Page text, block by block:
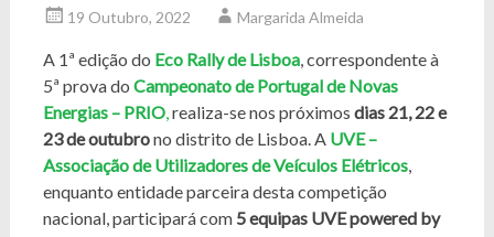
19 Outubro, 2022 Margarida Almeida
A 1ª edição do Eco Rally de Lisboa, correspondente à
5ª prova do Campeonato de Portugal de Novas
Energias – PRIO,realiza-se nos próximos dias 21, 22 e
23 de outubrono distrito de Lisboa. A UVE –
Associação de Utilizadores de Veículos Elétricos,
enquanto entidade parceira desta competição
nacional, participará com 5 equipas UVE powered by